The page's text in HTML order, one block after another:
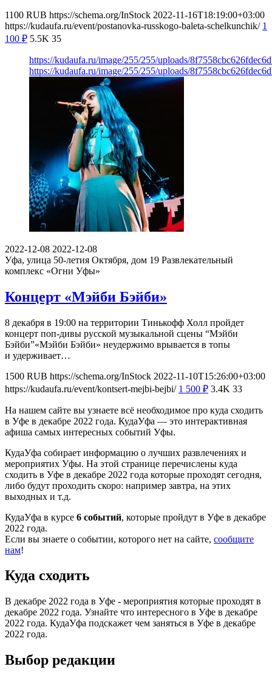
1100 RUB https://schema.org/InStock 2022-11-16T18:19:00+03:00
https://kudaufa.ru/event/postanovka-russkogo-baleta-schelkunchik/ 1
100 ₽ 5.5K 35
https://kudaufa.ru/image/255/255/uploads/
https://kudaufa.ru/image/255/255/uploads/
2022-12-08 2022-12-08
Уфа, улица 50-летия Октября, дом 19 Развлекательный
комплекс «Огни Уфы»
Концерт «Мэйби Бэйби»
8 декабря в 19:00 на территории Тинькофф Холл пройдет
концерт поп-дивы русской музыкальной сцены “Мэйби
Бэйби”«Мэйби Бэйби» неудержимо врывается в топы
и удерживает…
1500 RUB https://schema.org/InStock 2022-11-10T15:26:00+03:00
https://kudaufa.ru/event/kontsert-mejbi-bejbi/ 1 500 ₽ 3.4K 33
На нашем сайте вы узнаете всё необходимое про куда сходить
в Уфе в декабре 2022 года. КудаУфа — это интерактивная
афиша самых интересных событий Уфы.
КудаУфа собирает информацию о лучших развлечениях и
мероприятих Уфы. На этой странице перечислены куда
сходить в Уфе в декабре 2022 года которые проходят сегодня,
либо будут проходить скоро: например завтра, на этих
выходных и т.д.
КудаУфа в курсе 6 событий, которые пройдут в Уфе в декабре
2022 года.
Если вы знаете о событии, которого нет на сайте, сообщите
нам!
Куда сходить
В декабре 2022 года в Уфе - мероприятия которые проходят в
декабре 2022 года. Узнайте что интересного в Уфе в декабре
2022 года. КудаУфа подскажет чем заняться в Уфе в декабре
2022 года.
Выбор редакции